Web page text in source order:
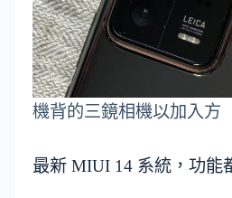
機背的三鏡相機以加入方
最新 MIUI 14 系統，功能